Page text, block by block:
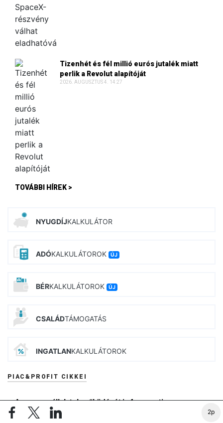
2p
Tizenhét és fél millió eurós jutalék miatt
perlik a Revolut alapítóját
2026. AUGUSZTUS 4. 14:27
TOVÁBBI HÍREK >
NYUGDÍJKALKULÁTOR
ADÓKALKULÁTOROK ÚJ
BÉRKALKULÁTOROK ÚJ
CSALÁDTÁMOGATÁS
INGATLANKALKULÁTOROK
PIAC&PROFIT CIKKEI
A magyar vállalatok működését is fenyegeti a
szélsőséges időjárás